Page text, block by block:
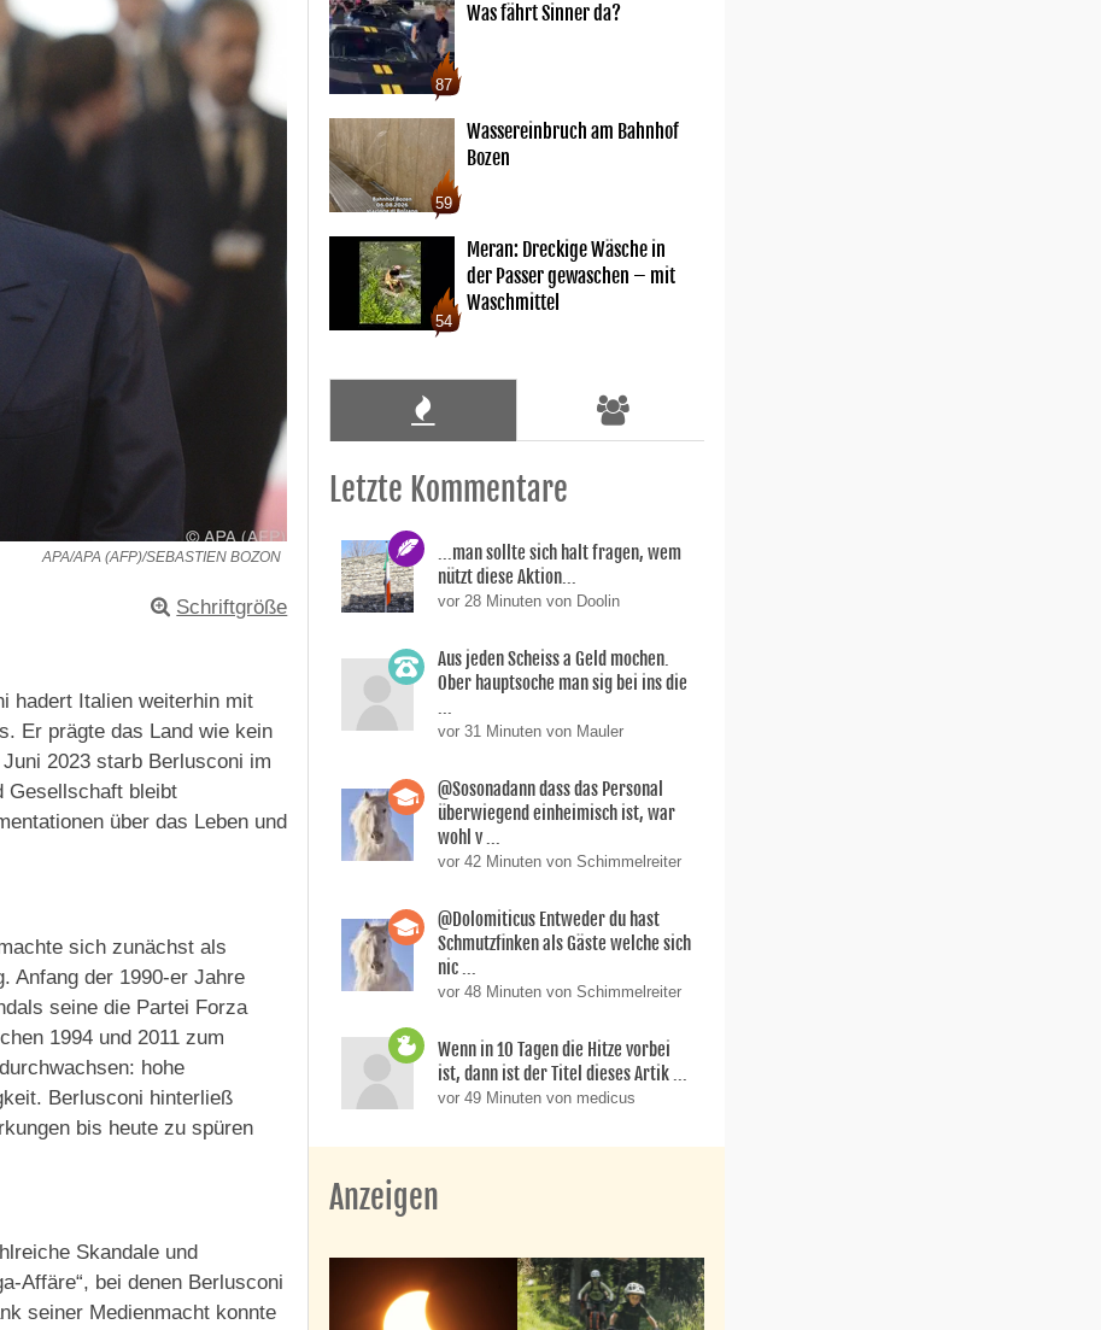
APA/APA (AFP)/SEBASTIEN BOZON
Schriftgröße
hadert Italien weiterhin mit
Er prägte das Land wie kein
2023 starb Berlusconi im
Gesellschaft bleibt
über das Leben und
sich zunächst als
Anfang der 1990-er Jahre
seine die Partei Forza
1994 und 2011 zum
hohe
Berlusconi hinterließ
bis heute zu spüren
Skandale und
Affäre“, bei denen Berlusconi
seiner Medienmacht konnte
87
Was fährt Sinner da?
59
Wassereinbruch am Bahnhof
Bozen
54
Meran: Dreckige Wäsche in
der Passer gewaschen – mit
Waschmittel
Letzte Kommentare
...man sollte sich halt fragen, wem
nützt diese Aktion...
vor 28 Minuten von Doolin
Aus jeden Scheiss a Geld mochen.
Ober hauptsoche man sig bei ins die
...
vor 31 Minuten von Mauler
@Sosonadann dass das Personal
überwiegend einheimisch ist, war
wohl v ...
vor 42 Minuten von Schimmelreiter
@Dolomiticus Entweder du hast
Schmutzfinken als Gäste welche sich
nic ...
vor 48 Minuten von Schimmelreiter
Wenn in 10 Tagen die Hitze vorbei
ist, dann ist der Titel dieses Artik ...
vor 49 Minuten von medicus
Anzeigen